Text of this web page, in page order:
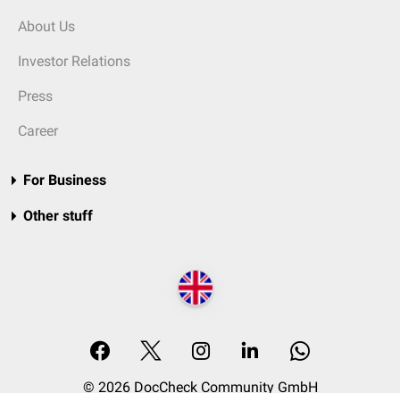
About Us
Investor Relations
Press
Career
For Business
Other stuff
© 2026 DocCheck Community GmbH